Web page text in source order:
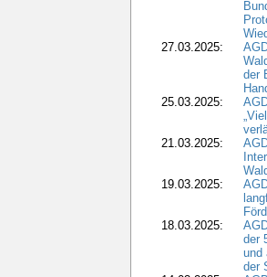
27.03.2025:
der
25.03.2025:
21.03.2025:
19.03.2025:
18.03.2025:
der
und
der